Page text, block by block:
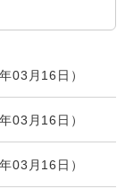
03月16日
03月16日
03月16日